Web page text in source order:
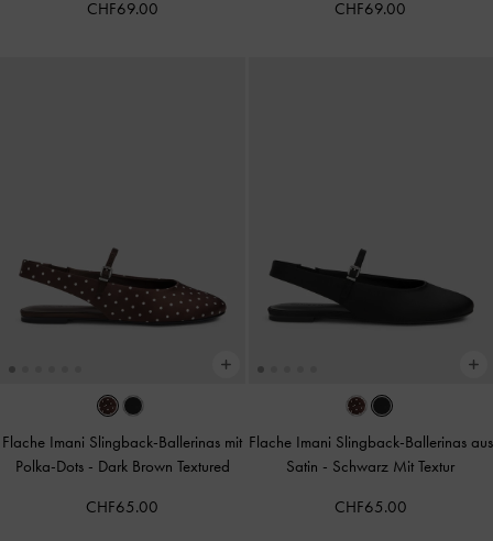
CHF69.00 CHF69.00
Flache Imani Slingback-Ballerinas mit
Polka-Dots - Dark Brown Textured
CHF65.00
Flache Imani Slingback-Ballerinas aus
Satin - Schwarz Mit Textur
CHF65.00